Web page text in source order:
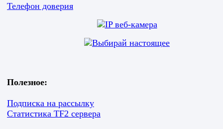
Телефон доверия
Полезное:
Подписка на рассылку
Статистика TF2 сервера